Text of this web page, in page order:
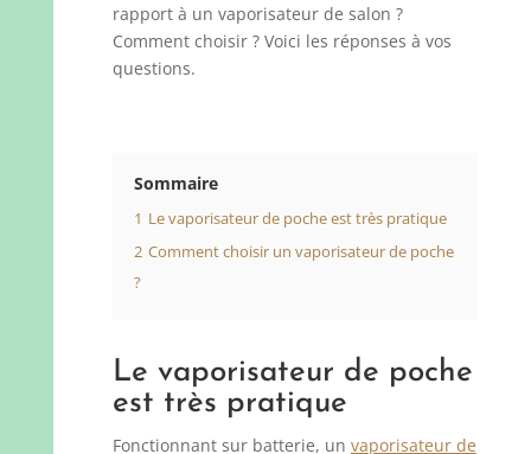
rapport à un vaporisateur de salon ?
Comment choisir ? Voici les réponses à vos
questions.
Sommaire
1 Le vaporisateur de poche est très pratique
2 Comment choisir un vaporisateur de poche
?
Le vaporisateur de poche
est très pratique
Fonctionnant sur batterie, un vaporisateur de